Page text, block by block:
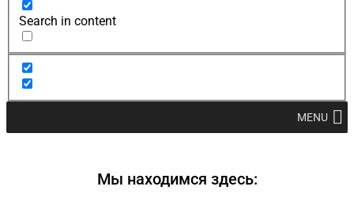
Search in content
MENU
Мы находимся здесь: